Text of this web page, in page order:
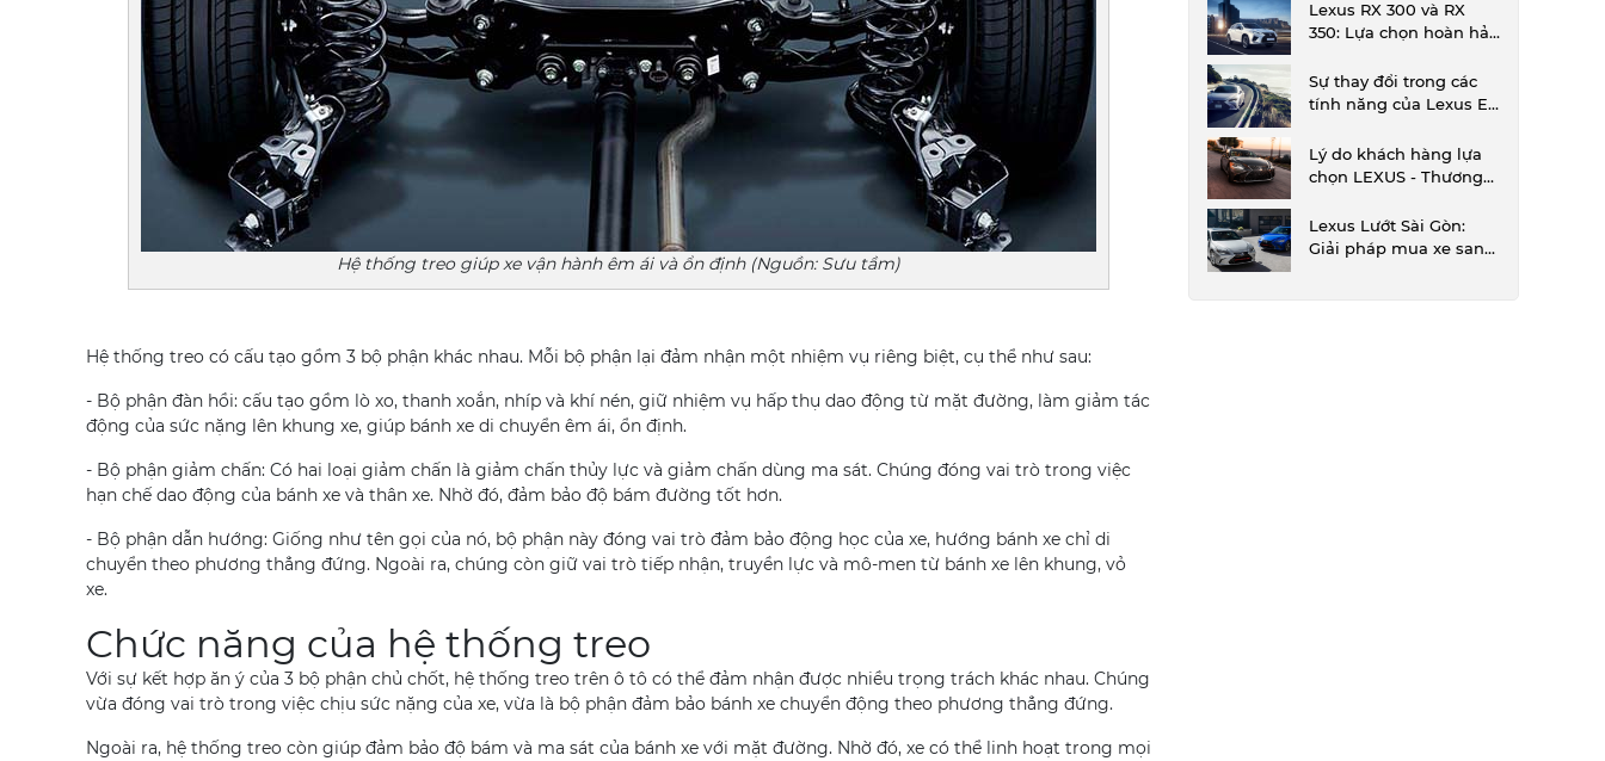
Hệ thống treo giúp xe vận hành êm ái và ổn định (Nguồn: Sưu tầm)
Hệ thống treo có cấu tạo gồm 3 bộ phận khác nhau. Mỗi bộ phận lại đảm nhận một nhiệm vụ riêng biệt, cụ thể như sau:
- Bộ phận đàn hồi: cấu tạo gồm lò xo, thanh xoắn, nhíp và khí nén, giữ nhiệm vụ hấp thụ dao động từ mặt đường, làm giảm tác
động của sức nặng lên khung xe, giúp bánh xe di chuyển êm ái, ổn định.
- Bộ phận giảm chấn: Có hai loại giảm chấn là giảm chấn thủy lực và giảm chấn dùng ma sát. Chúng đóng vai trò trong việc
hạn chế dao động của bánh xe và thân xe. Nhờ đó, đảm bảo độ bám đường tốt hơn.
- Bộ phận dẫn hướng: Giống như tên gọi của nó, bộ phận này đóng vai trò đảm bảo động học của xe, hướng bánh xe chỉ di
chuyển theo phương thẳng đứng. Ngoài ra, chúng còn giữ vai trò tiếp nhận, truyền lực và mô-men từ bánh xe lên khung, vỏ
xe.
Chức năng của hệ thống treo
Với sự kết hợp ăn ý của 3 bộ phận chủ chốt, hệ thống treo trên ô tô có thể đảm nhận được nhiều trọng trách khác nhau. Chúng
vừa đóng vai trò trong việc chịu sức nặng của xe, vừa là bộ phận đảm bảo bánh xe chuyển động theo phương thẳng đứng.
Ngoài ra, hệ thống treo còn giúp đảm bảo độ bám và ma sát của bánh xe với mặt đường. Nhờ đó, xe có thể linh hoạt trong mọi
Lexus RX 300 và RX
350: Lựa chọn hoàn hảo
tại Sài Gòn
Sự thay đổi trong các
tính năng của Lexus ES
Lý do khách hàng lựa
chọn LEXUS - Thương
Lexus Lướt Sài Gòn:
Giải pháp mua xe sang